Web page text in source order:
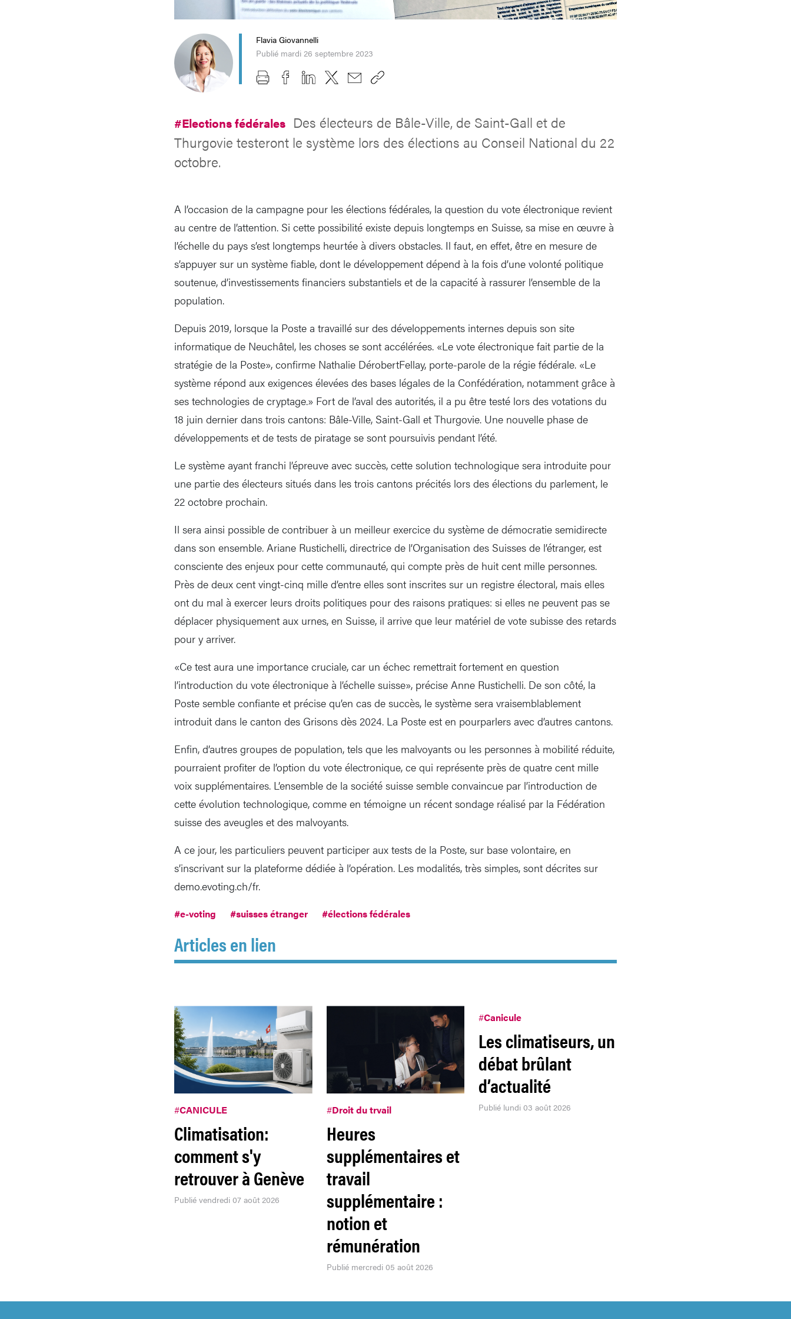
Flavia Giovannelli
Publié mardi 26 septembre 2023
#Elections fédérales Des électeurs de Bâle-Ville, de Saint-Gall et de
Thurgovie testeront le système lors des élections au Conseil National du 22
octobre.
A l’occasion de la campagne pour les élections fédérales, la question du vote électronique revient
au centre de l’attention. Si cette possibilité existe depuis longtemps en Suisse, sa mise en œuvre à
l’échelle du pays s’est longtemps heurtée à divers obstacles. Il faut, en effet, être en mesure de
s’appuyer sur un système fiable, dont le développement dépend à la fois d’une volonté politique
soutenue, d’investissements financiers substantiels et de la capacité à rassurer l’ensemble de la
population.
Depuis 2019, lorsque la Poste a travaillé sur des développements internes depuis son site
informatique de Neuchâtel, les choses se sont accélérées. «Le vote électronique fait partie de la
stratégie de la Poste», confirme Nathalie DérobertFellay, porte-parole de la régie fédérale. «Le
système répond aux exigences élevées des bases légales de la Confédération, notamment grâce à
ses technologies de cryptage.» Fort de l’aval des autorités, il a pu être testé lors des votations du
18 juin dernier dans trois cantons: Bâle-Ville, Saint-Gall et Thurgovie. Une nouvelle phase de
développements et de tests de piratage se sont poursuivis pendant l’été.
Le système ayant franchi l’épreuve avec succès, cette solution technologique sera introduite pour
une partie des électeurs situés dans les trois cantons précités lors des élections du parlement, le
22 octobre prochain.
Il sera ainsi possible de contribuer à un meilleur exercice du système de démocratie semidirecte
dans son ensemble. Ariane Rustichelli, directrice de l’Organisation des Suisses de l’étranger, est
consciente des enjeux pour cette communauté, qui compte près de huit cent mille personnes.
Près de deux cent vingt-cinq mille d’entre elles sont inscrites sur un registre électoral, mais elles
ont du mal à exercer leurs droits politiques pour des raisons pratiques: si elles ne peuvent pas se
déplacer physiquement aux urnes, en Suisse, il arrive que leur matériel de vote subisse des retards
pour y arriver.
«Ce test aura une importance cruciale, car un échec remettrait fortement en question
l’introduction du vote électronique à l’échelle suisse», précise Anne Rustichelli. De son côté, la
Poste semble confiante et précise qu’en cas de succès, le système sera vraisemblablement
introduit dans le canton des Grisons dès 2024. La Poste est en pourparlers avec d’autres cantons.
Enfin, d’autres groupes de population, tels que les malvoyants ou les personnes à mobilité réduite,
pourraient profiter de l’option du vote électronique, ce qui représente près de quatre cent mille
voix supplémentaires. L’ensemble de la société suisse semble convaincue par l’introduction de
cette évolution technologique, comme en témoigne un récent sondage réalisé par la Fédération
suisse des aveugles et des malvoyants.
A ce jour, les particuliers peuvent participer aux tests de la Poste, sur base volontaire, en
s’inscrivant sur la plateforme dédiée à l’opération. Les modalités, très simples, sont décrites sur
demo.evoting.ch/fr.
#e-voting #suisses étranger #élections fédérales
Articles en lien
#CANICULE
Climatisation:
comment s'y
retrouver à Genève
Publié vendredi 07 août 2026
#Droit du trvail
Heures
supplémentaires et
travail
supplémentaire :
notion et
rémunération
Publié mercredi 05 août 2026
#Canicule
Les climatiseurs, un
débat brûlant
d’actualité
Publié lundi 03 août 2026